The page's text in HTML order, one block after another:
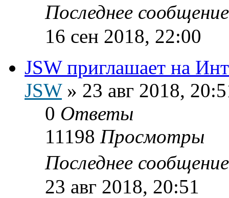
Последнее
16 сен 2018, 22:00
JSW приглашает на
JSW» 23 авг 2018,
0 Ответы
11198 Просмотры
Последнее
23 авг 2018, 20:51